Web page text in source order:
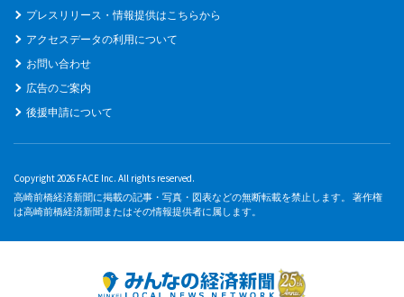
プレスリリース・情報提供はこちらから
アクセスデータの利用について
お問い合わせ
広告のご案内
後援申請について
Copyright 2026 FACE Inc. All rights reserved.
高崎前橋経済新聞に掲載の記事・写真・図表などの無断転載を禁止します。 著作権
は高崎前橋経済新聞またはその情報提供者に属します。